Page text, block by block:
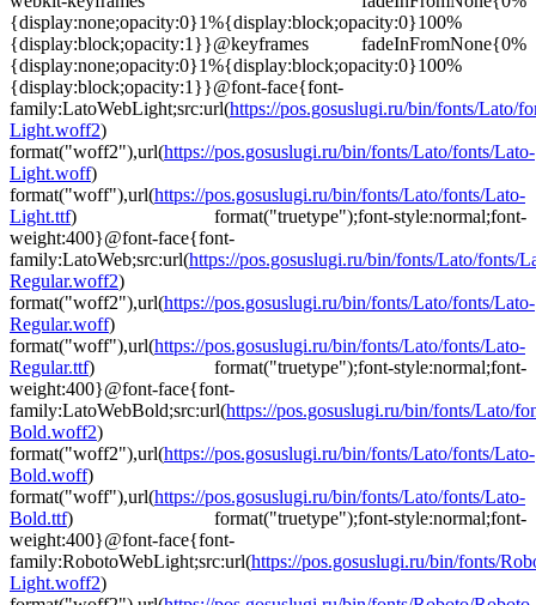
{display:none;opacity:0}1%{display:block;opacity:0}100%
{display:block;opacity:1}}@keyframes fadeInFromNone{0%
{display:none;opacity:0}1%{display:block;opacity:0}100%
{display:block;opacity:1}}@font-face{font-
family:LatoWebLight;src:url(https://pos.gosuslugi.ru/bin/fonts/Lato/
Light.woff2)
format("woff2"),url(https://pos.gosuslugi.ru/bin/fonts/Lato/fonts/Lato-
Light.woff)
format("woff"),url(https://pos.gosuslugi.ru/bin/fonts/Lato/fonts/Lato-
Light.ttf) format("truetype");font-style:normal;font-
weight:400}@font-face{font-
family:LatoWeb;src:url(https://pos.gosuslugi.ru/bin/fonts/Lato/fonts/
Regular.woff2)
format("woff2"),url(https://pos.gosuslugi.ru/bin/fonts/Lato/fonts/Lato-
Regular.woff)
format("woff"),url(https://pos.gosuslugi.ru/bin/fonts/Lato/fonts/Lato-
Regular.ttf) format("truetype");font-style:normal;font-
weight:400}@font-face{font-
family:LatoWebBold;src:url(https://pos.gosuslugi.ru/bin/fonts/Lato/
Bold.woff2)
format("woff2"),url(https://pos.gosuslugi.ru/bin/fonts/Lato/fonts/Lato-
Bold.woff)
format("woff"),url(https://pos.gosuslugi.ru/bin/fonts/Lato/fonts/Lato-
Bold.ttf) format("truetype");font-style:normal;font-
weight:400}@font-face{font-
family:RobotoWebLight;src:url(https://pos.gosuslugi.ru/bin/fonts/
Light.woff2)